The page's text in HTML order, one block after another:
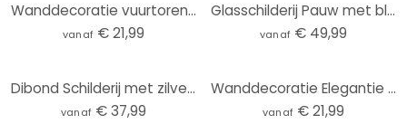
Wanddecoratie vuurtoren aan de kust van Sylt - Eisenmann - Alu-Dibond rond
vanaf € 21,99
Glasschilderij Pauw met bloemen - Haase
vanaf € 49,99
Dibond Schilderij met zilver effect Volle Maan
vanaf € 37,99
Wanddecoratie Elegantie van de Oceaan - Gouden stromen - Alpenglow Workshop - Alu-Dibond Rond
vanaf € 21,99